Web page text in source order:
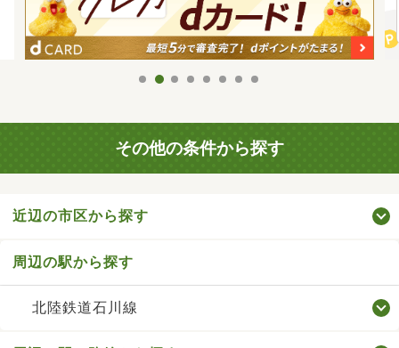
その他の条件から探す
近辺の市区から探す
周辺の駅から探す
北陸鉄道石川線